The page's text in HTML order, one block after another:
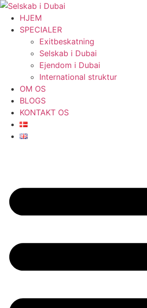
Videre
indhold
HJEM
SPECIALER
Exitbeskatning
Selskab i Dubai
Ejendom i Dubai
International struktur
OM OS
BLOGS
KONTAKT OS